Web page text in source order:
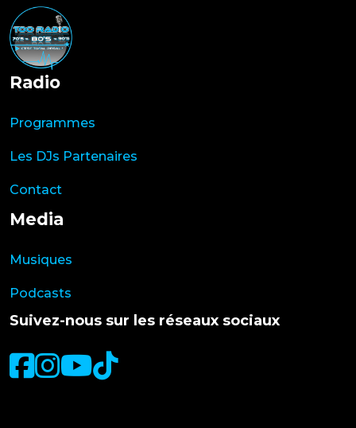
Radio
Programmes
Les DJs Partenaires
Contact
Media
Musiques
Podcasts
Suivez-nous sur les réseaux sociaux